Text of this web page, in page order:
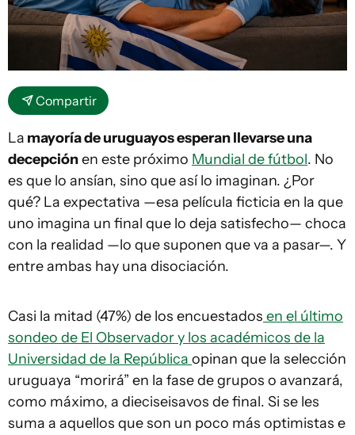
Compartir
La mayoría de uruguayos esperan llevarse una
decepciónen este próximo Mundial de fútbol. No
es que lo ansían, sino que así lo imaginan. ¿Por
qué? La expectativa —esa película ficticia en la que
uno imagina un final que lo deja satisfecho— choca
con la realidad —lo que suponen que va a pasar—. Y
entre ambas hay una disociación.
Casi la mitad (47%) de los encuestados en el último
sondeo de El Observador y los académicos de la
Universidad de la República opinan que la selección
uruguaya “morirá” en la fase de grupos o avanzará,
como máximo, a dieciseisavos de final. Si se les
suma a aquellos que son un poco más optimistas e